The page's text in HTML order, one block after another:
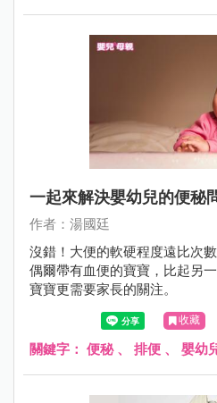
一起來解決嬰幼兒的便秘
作者：湯國廷
沒錯！大便的軟硬程度遠比次
偶爾帶有血便的寶寶，比起另
寶寶更需要家長的關注。
收藏
關鍵字： 便秘、 排便 、 嬰幼